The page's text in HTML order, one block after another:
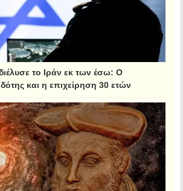
το Ιράν εκ των έσω: Ο
και η επιχείρηση 30 ετών